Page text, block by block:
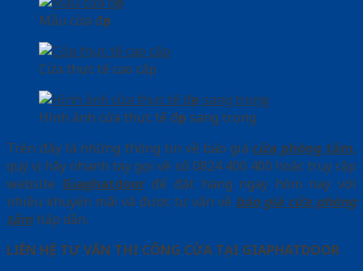
Mẫu cửa đẹp
Cửa thực tế cao cấp
Hình ảnh cửa thực tế đẹp sang trọng
Trên đây là những thông tin về báo giá cửa phòng tắm,
quý vị hãy nhanh tay gọi về số 0824 400 400 hoặc truy cập
website Giaphatdoorđể đặt hàng ngay hôm nay với
nhiều khuyến mãi và được tư vấn về báo giá cửa phòng
tắm hấp dẫn.
LIÊN HỆ TƯ VẤN THI CÔNG CỬA TẠI GIAPHATDOOR